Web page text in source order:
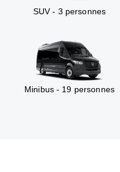
SUV - 3 personnes
Minibus - 19 personnes